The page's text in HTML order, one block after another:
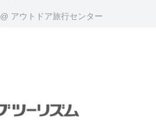
@ アウトドア旅行センター